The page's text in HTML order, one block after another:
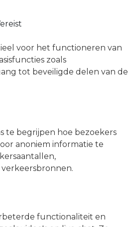
voor het functioneren van
zoals
tot beveiligde delen van de
te begrijpen hoe bezoekers
anoniem informatie te
functionaliteit en